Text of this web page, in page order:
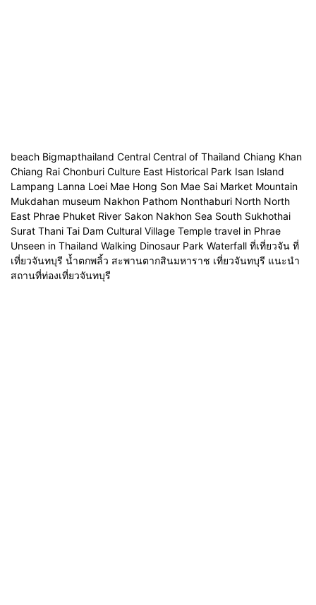
beach Bigmapthailand Central Central of Thailand Chiang Khan
Chiang Rai Chonburi Culture East Historical Park Isan Island
Lampang Lanna Loei Mae Hong Son Mae Sai Market Mountain
Mukdahan museum Nakhon Pathom Nonthaburi North North
East Phrae Phuket River Sakon Nakhon Sea South Sukhothai
Surat Thani Tai Dam Cultural Village Temple travel in Phrae
Unseen in Thailand Walking Dinosaur Park Waterfall ที่เที่ยวจัน ที่
เที่ยวจันทบุรี น้ำตกพลิ้ว สะพานตากสินมหาราช เที่ยวจันทบุรี แนะนำ
สถานที่ท่องเที่ยวจันทบุรี